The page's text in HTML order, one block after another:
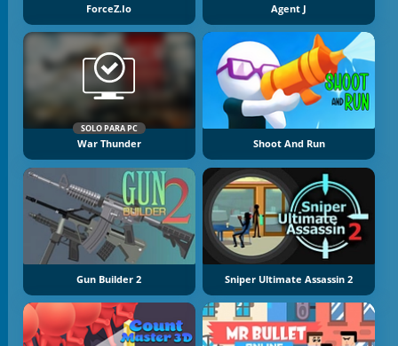
ForceZ.io Agent J
SOLO PARA PC
War Thunder Shoot And Run
Gun Builder 2 Sniper Ultimate Assassin 2